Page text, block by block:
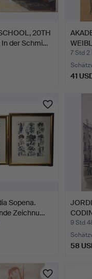
20TH
In der Schmi…
7 Std 2
41
Sopena.
Zeichnu…
9 Std
58